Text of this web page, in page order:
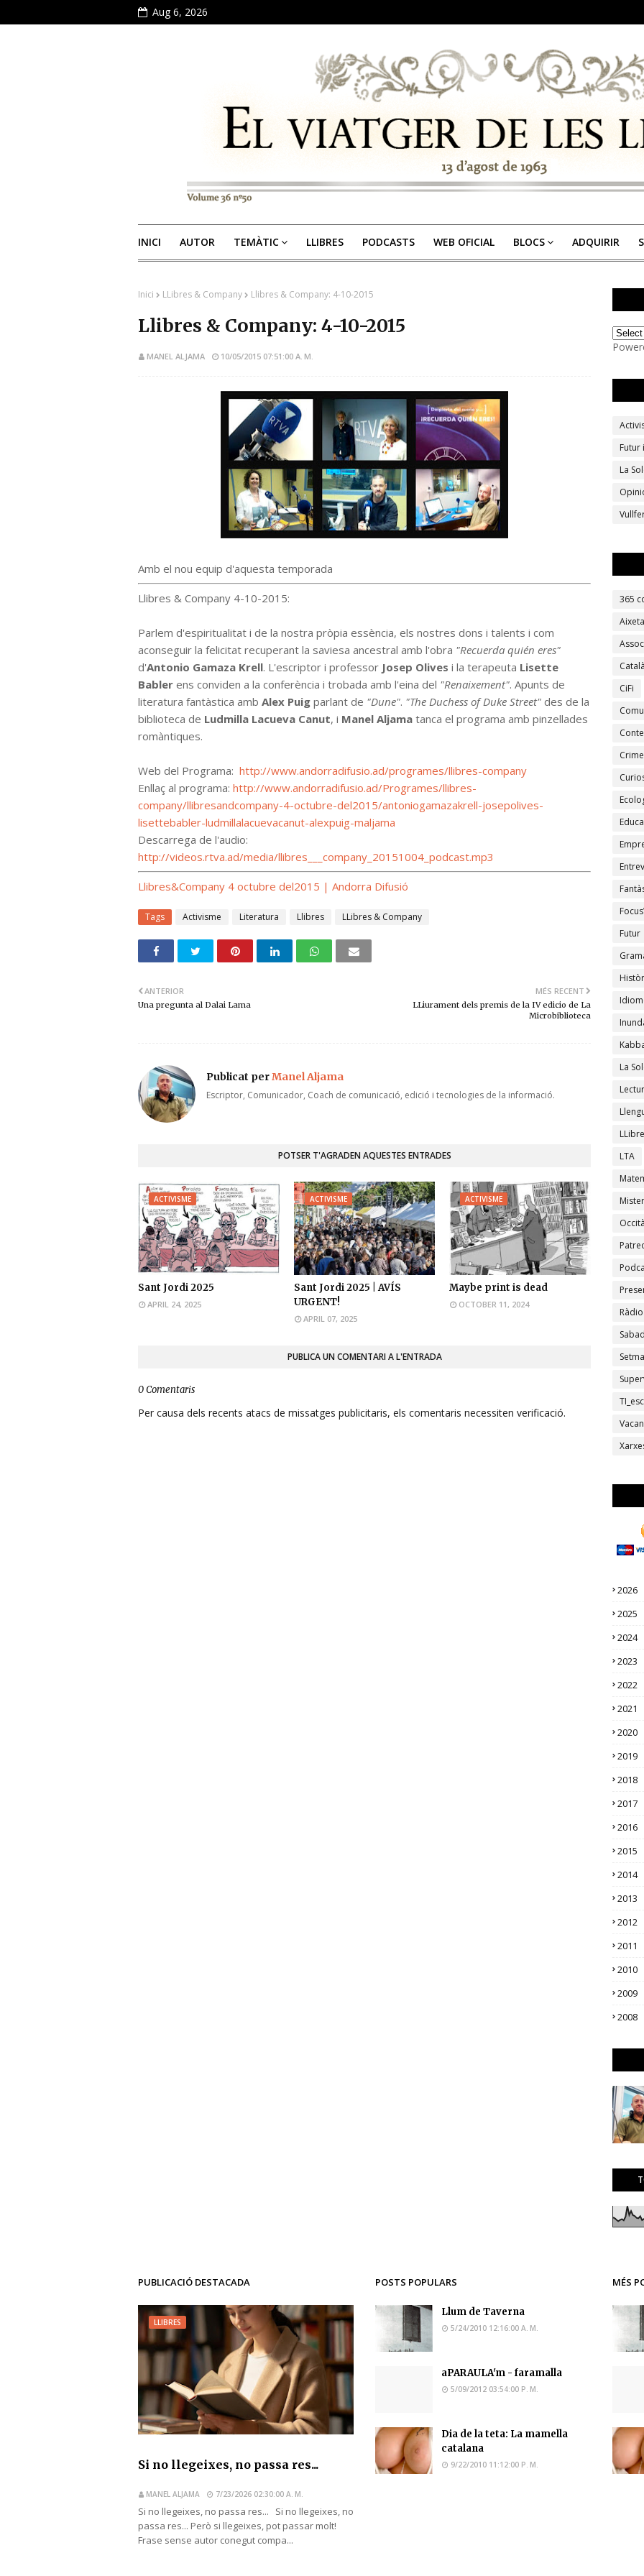
Aug 6, 2026
INICI AUTOR TEMÀTIC LLIBRES PODCASTS WEB OFICIAL BLOCS ADQUIRIR
Inici LLibres & Company Llibres & Company: 4-10-2015
Llibres & Company: 4-10-2015
MANEL ALJAMA 10/05/2015 07:51:00 A. M.
Amb el nou equip d'aquesta temporada
Llibres & Company 4-10-2015:
Parlem d'espiritualitat i de la nostra pròpia essència, els nostres dons i talents i com
aconseguir la felicitat recuperant la saviesa ancestral amb l'obra "Recuerda quién eres"
d'Antonio Gamaza Krell. L'escriptor i professor Josep Olives i la terapeuta Lisette
Babler ens conviden a la conferència i trobada amb l'eina del "Renaixement". Apunts de
literatura fantàstica amb Alex Puig parlant de "Dune". "The Duchess of Duke Street" des de la
biblioteca de Ludmilla Lacueva Canut, i Manel Aljama tanca el programa amb pinzellades
romàntiques.
Web del Programa: http://www.andorradifusio.ad/programes/llibres-company
Enllaç al programa: http://www.andorradifusio.ad/Programes/llibres-
company/llibresandcompany-4-octubre-del2015/antoniogamazakrell-josepolives-
lisettebabler-ludmillalacuevacanut-alexpuig-maljama
Descarrega de l'audio:
http://videos.rtva.ad/media/llibres___company_20151004_podcast.mp3
Llibres&Company 4 octubre del2015 | Andorra Difusió
Tags Activisme Literatura Llibres LLibres & Company
MÉS RECENT
LLiurament dels premis de la IV edicio de La
Microbiblioteca
ANTERIOR
Una pregunta al Dalai Lama
Publicat perManel Aljama
Escriptor, Comunicador, Coach de comunicació, edició i tecnologies de la informació.
POTSER T'AGRADEN AQUESTES ENTRADES
ACTIVISME
Sant Jordi 2025
APRIL 24, 2025
ACTIVISME
Sant Jordi 2025 | AVÍS
URGENT!
APRIL 07, 2025
ACTIVISME
Maybe print is dead
OCTOBER 11, 2024
PUBLICA UN COMENTARI A L'ENTRADA
0 Comentaris
Per causa dels recents atacs de missatges publicitaris, els comentaris necessiten verificació.
Futur
La
365
Aixeta
Català
CiFi
Futur
La
LTA
Ràdio
2026
2025
2024
2023
2022
2021
2020
2019
2018
2017
2016
2015
2014
2013
2012
2011
2010
2009
2008
PUBLICACIÓ DESTACADA
LLIBRES
Si no llegeixes, no passa res...
MANEL ALJAMA 7/23/2026 02:30:00 A. M.
Si no llegeixes, no passa res... Si no llegeixes, no
passa res... Però si llegeixes, pot passar molt!
Frase sense autor conegut compa...
POSTS POPULARS
Llum de Taverna
5/24/2010 12:16:00 A. M.
aPARAULA'm - faramalla
5/09/2012 03:54:00 P. M.
Dia de la teta: La mamella
catalana
9/22/2010 11:12:00 P. M.
MÉS